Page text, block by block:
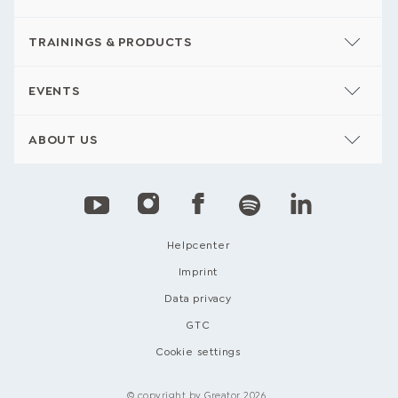
TRAININGS & PRODUCTS
EVENTS
ABOUT US
Helpcenter
Imprint
Data privacy
GTC
Cookie settings